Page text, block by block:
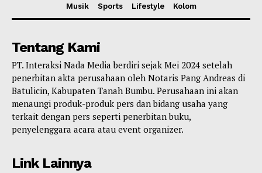
Musik
Sports Lifestyle Kolom
Tentang Kami
PT. Interaksi Nada Media berdiri sejak Mei 2024 setelah
penerbitan akta perusahaan oleh Notaris Pang Andreas di
Batulicin, Kabupaten Tanah Bumbu. Perusahaan ini akan
menaungi produk-produk pers dan bidang usaha yang
terkait dengan pers seperti penerbitan buku,
penyelenggara acara atau event organizer.
Link Lainnya